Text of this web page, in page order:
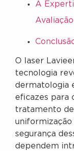
A
O laser
tecnologia
dermatologia
eficazes para
tratamento
uniformização
segurança
dependem